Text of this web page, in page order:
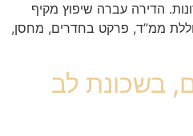
הדירה עברה שיפוץ מקיף
ממ”ד, פרקט בחדרים, מחסן,
חדרים, בשכונת לב